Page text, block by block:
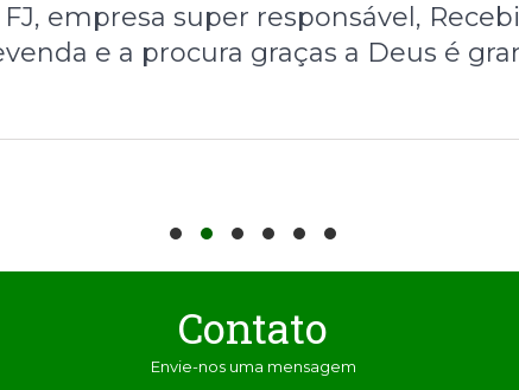
empresa super responsável,
e a procura graças a Deus é
Contato
Envie-nos uma mensagem